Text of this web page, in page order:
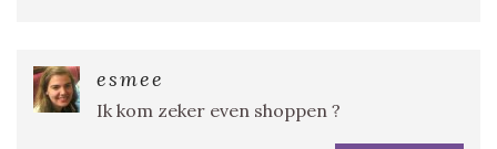
esmee
Ik kom zeker even shoppen ?